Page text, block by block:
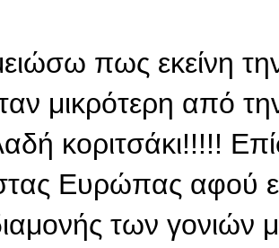
πως εκείνη
μικρότερη από
κοριτσάκι!!!!!
Ευρώπας αφού
των γονιών